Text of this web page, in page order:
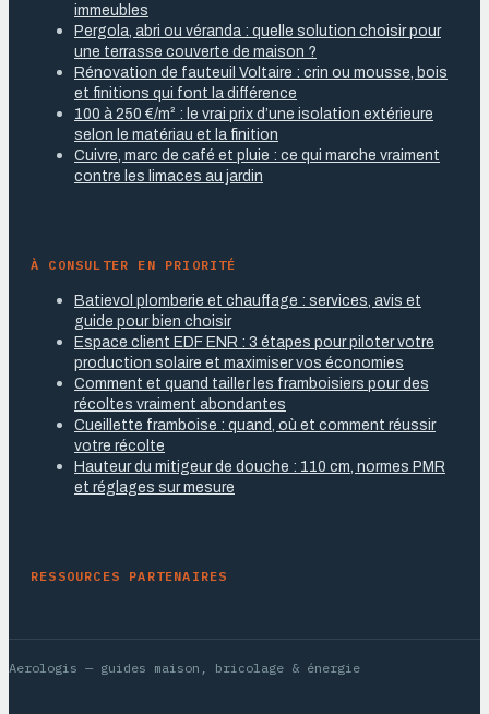
immeubles
Pergola, abri ou véranda : quelle solution choisir pour
une terrasse couverte de maison ?
Rénovation de fauteuil Voltaire : crin ou mousse, bois
et finitions qui font la différence
100 à 250 €/m² : le vrai prix d’une isolation extérieure
selon le matériau et la finition
Cuivre, marc de café et pluie : ce qui marche vraiment
contre les limaces au jardin
À CONSULTER EN PRIORITÉ
Batievol plomberie et chauffage : services, avis et
guide pour bien choisir
Espace client EDF ENR : 3 étapes pour piloter votre
production solaire et maximiser vos économies
Comment et quand tailler les framboisiers pour des
récoltes vraiment abondantes
Cueillette framboise : quand, où et comment réussir
votre récolte
Hauteur du mitigeur de douche : 110 cm, normes PMR
et réglages sur mesure
RESSOURCES PARTENAIRES
Aerologis — guides maison, bricolage & énergie